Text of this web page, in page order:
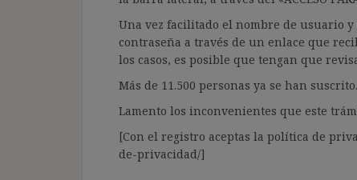
Una vez facilitado el nombre de usuario
contraseña a través de un enlace que
los casos, es posible que tengan que
Más de 11.500 personas ya se han suscrito.
Lamento los inconvenientes que este
[Con el registro aceptas la política de
de-privacidad/]